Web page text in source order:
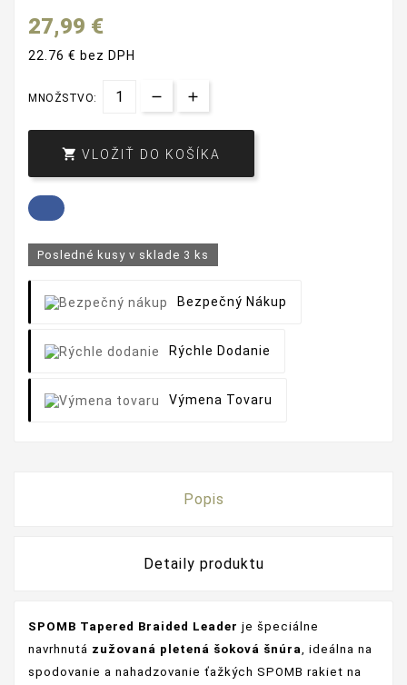
27,99 €
22.76 € bez DPH
MNOŽSTVO:
 VLOŽIŤ DO KOŠÍKA
Posledné kusy v sklade 3 ks
Bezpečný Nákup
Rýchle Dodanie
Výmena Tovaru
Popis
Detaily produktu
SPOMB Tapered Braided Leader je špeciálne
navrhnutá zužovaná pletená šoková šnúra, ideálna na
spodovanie a nahadzovanie ťažkých SPOMB rakiet na